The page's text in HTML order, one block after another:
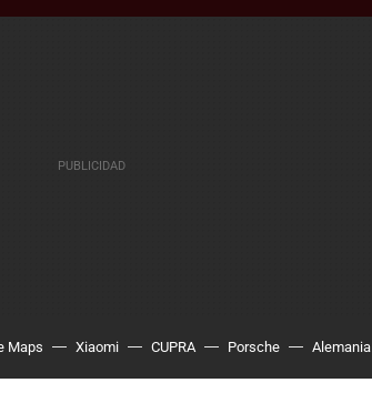
Maps Xiaomi CUPRA Porsche Alemania